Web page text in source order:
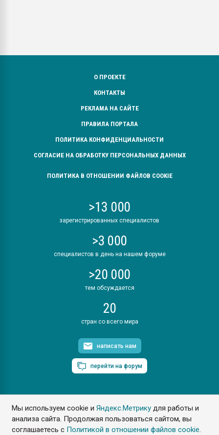
Мы используем cookie иЯндекс.Метрику для работы и
анализа сайта. Продолжая пользоваться сайтом, вы
соглашаетесь с Политикой в отношении файлов cookie.
О ПРОЕКТЕ
КОНТАКТЫ
РЕКЛАМА НА САЙТЕ
ПРАВИЛА ПОРТАЛА
ПОЛИТИКА КОНФИДЕНЦИАЛЬНОСТИ
СОГЛАСИЕ НА ОБРАБОТКУ ПЕРСОНАЛЬНЫХ ДАННЫХ
ПОЛИТИКА В ОТНОШЕНИИ ФАЙЛОВ COOKIE
>13 000
зарегистрированных специалистов
>3 000
специалистов в день на нашем форуме
>20 000
тем обсуждается
20
стран со всего мира
написать нам
перейти на форум
ПластЭксперт © 2006. Все права защищены
Разрешается копирование материалов сайта с обязательной
ссылкой на www.e-plastic.ru